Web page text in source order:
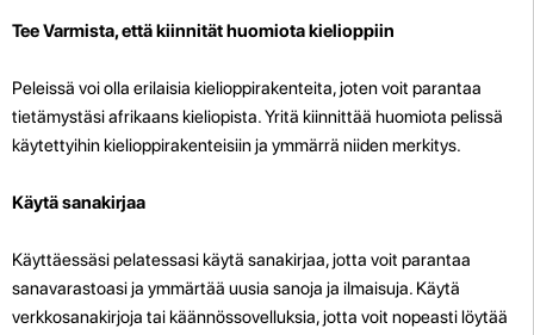
Tee Varmista, että kiinnität huomiota kielioppiin
Peleissä voi olla erilaisia kielioppirakenteita, joten voit parantaa
tietämystäsi afrikaans kieliopista. Yritä kiinnittää huomiota pelissä
käytettyihin kielioppirakenteisiin ja ymmärrä niiden merkitys.
Käytä sanakirjaa
Käyttäessäsi pelatessasi käytä sanakirjaa, jotta voit parantaa
sanavarastoasi ja ymmärtää uusia sanoja ja ilmaisuja. Käytä
verkkosanakirjoja tai käännössovelluksia, jotta voit nopeasti löytää